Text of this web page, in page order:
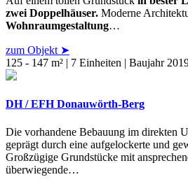
zwei Doppelhäuser. Moderne
Wohnraumgestaltung…
zum Objekt ➤
125 - 147 m² | 7 Einheiten | Baujahr
DH / EFH Donauwörth-Berg
Die vorhandene Bebauung im direkten
geprägt durch eine aufgelockerte und
Großzügige Grundstücke mit
überwiegende…